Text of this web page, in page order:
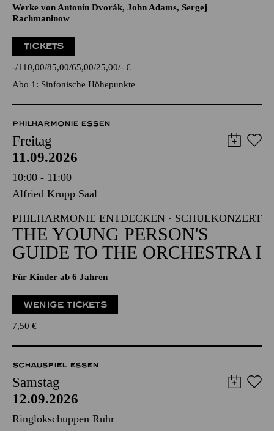
Werke von Antonín Dvorák, John Adams, Sergej
Rachmaninow
TICKETS
- 110,00 85,00 65,00 25,00 - €
Abo 1: Sinfonische Höhepunkte
PHILHARMONIE ESSEN
Freitag
11.09.2026
10:00 - 11:00
Alfried Krupp Saal
PHILHARMONIE ENTDECKEN · SCHULKONZERT
THE YOUNG PERSON'S
GUIDE TO THE ORCHESTRA I
Für Kinder ab 6 Jahren
WENIGE TICKETS
7,50 €
SCHAUSPIEL ESSEN
Samstag
12.09.2026
Ringlokschuppen Ruhr